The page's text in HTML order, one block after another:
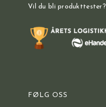
Vil du bli produkttester?
FØLG OSS